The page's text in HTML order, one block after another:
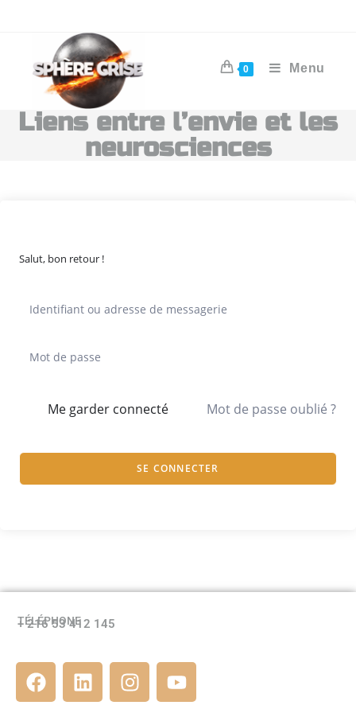
0 Menu
Liens entre l’envie et les
neurosciences
Salut, bon retour !
Me garder connecté Mot de passe oublié ?
SE CONNECTER
TÉLÉPHONE
+ 216 53 412 145